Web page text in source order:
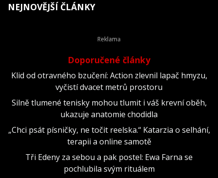
NEJNOVĚJŠÍ ČLÁNKY
Doporučené články
Klid od otravného bzučení: Action zlevnil lapač hmyzu,
vyčistí dvacet metrů prostoru
Silně tlumené tenisky mohou tlumit i váš krevní oběh,
ukazuje anatomie chodidla
„Chci psát písničky, ne točit reelska.“ Katarzia o selhání,
terapii a online samotě
Tři Edeny za sebou a pak postel: Ewa Farna se
pochlubila svým rituálem